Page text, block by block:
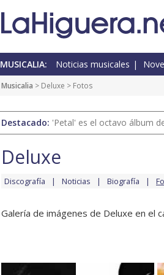
MUSICALIA: Noticias musicales
Musicalia > Deluxe > Fotos
Destacado: 'Petal' es el octavo álbum
Deluxe
Discografía Noticias Biografía
Galería de imágenes de Deluxe en el